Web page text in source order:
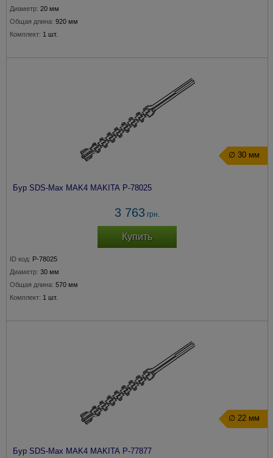
Диаметр: 20 мм
Общая длина: 920 мм
Комплект: 1 шт.
∅ 30 мм
Бур SDS-Max MAK4 MAKITA P-78025
3 763 грн.
Купить
ID код: P-78025
Диаметр: 30 мм
Общая длина: 570 мм
Комплект: 1 шт.
∅ 22 мм
Бур SDS-Max MAK4 MAKITA P-77877